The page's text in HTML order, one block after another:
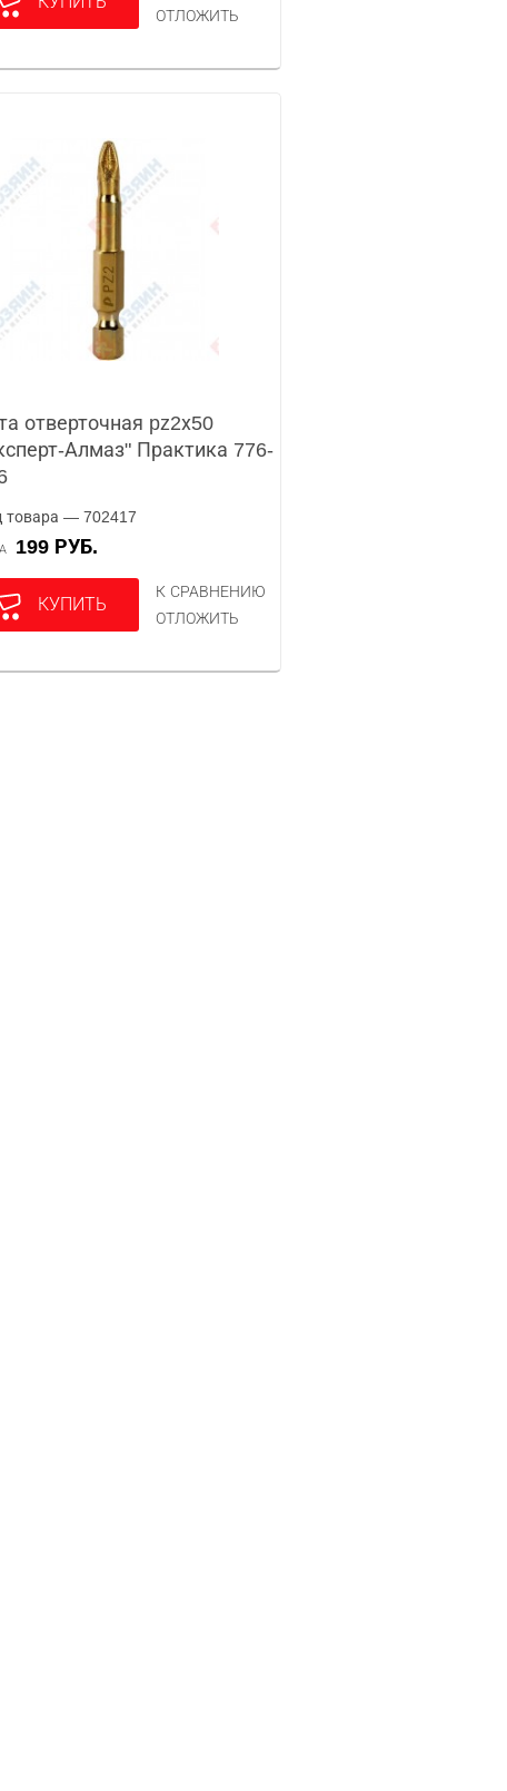
ОТЛОЖИТЬ
отверточная pz2х50
Алмаз" Практика 776-
товара — 702417
199 РУБ.
КУПИТЬ
К СРАВНЕНИЮ
ОТЛОЖИТЬ